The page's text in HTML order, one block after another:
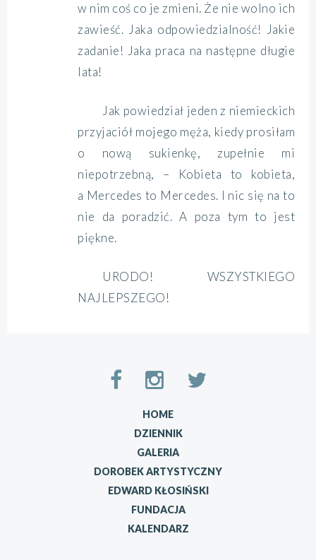
w nim coś co je zmieni. Że nie wolno ich
zawieść. Jaka odpowiedzialność! Jakie
zadanie! Jaka praca na następne długie
lata!
Jak powiedział jeden z niemieckich
przyjaciół mojego męża, kiedy prosiłam
o nową sukienkę, zupełnie mi
niepotrzebną, – Kobieta to kobieta,
a Mercedes to Mercedes. I nic się na to
nie da poradzić. A poza tym to jest
piękne.
URODO! WSZYSTKIEGO
NAJLEPSZEGO!
HOME
DZIENNIK
GALERIA
DOROBEK ARTYSTYCZNY
EDWARD KŁOSIŃSKI
FUNDACJA
KALENDARZ